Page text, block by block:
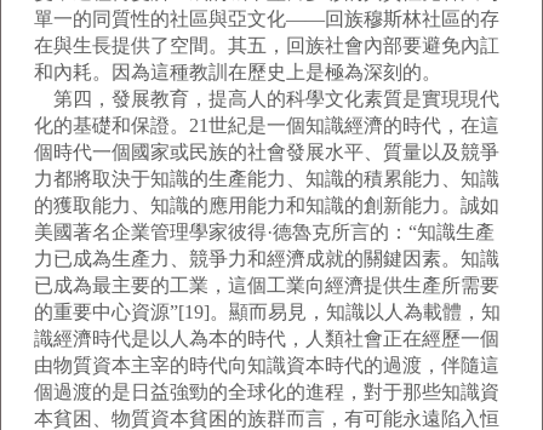
單一的同質性的社區與亞文化——回族穆斯林社區的存
在與生長提供了空間。其五，回族社會內部要避免內訌
和內耗。因為這種教訓在歷史上是極為深刻的。
第四，發展教育，提高人的科學文化素質是實現現代
化的基礎和保證。21世紀是一個知識經濟的時代，在這
個時代一個國家或民族的社會發展水平、質量以及競爭
力都將取決于知識的生產能力、知識的積累能力、知識
的獲取能力、知識的應用能力和知識的創新能力。誠如
美國著名企業管理學家彼得·德魯克所言的：“知識生產
力已成為生產力、競爭力和經濟成就的關鍵因素。知識
已成為最主要的工業，這個工業向經濟提供生產所需要
的重要中心資源”[19]。顯而易見，知識以人為載體，知
識經濟時代是以人為本的時代，人類社會正在經歷一個
由物質資本主宰的時代向知識資本時代的過渡，伴隨這
個過渡的是日益強勁的全球化的進程，對于那些知識資
本貧困、物質資本貧困的族群而言，有可能永遠陷入恒